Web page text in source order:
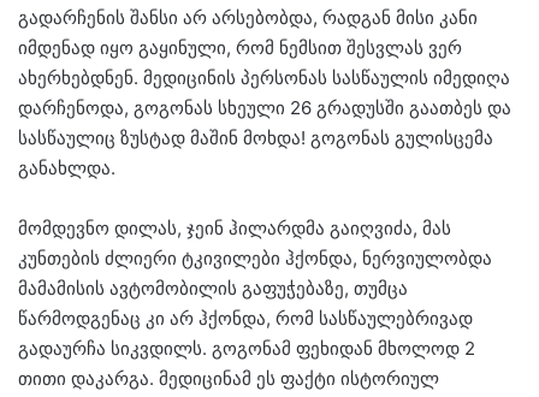
გადარჩენის შანსი არ არსებობდა, რადგან მისი კანი
იმდენად იყო გაყინული, რომ ნემსით შესვლას ვერ
ახერხებდნენ. მედიცინის პერსონას სასწაულის იმედიღა
დარჩენოდა, გოგონას სხეული 26 გრადუსში გაათბეს და
სასწაულიც ზუსტად მაშინ მოხდა! გოგონას გულისცემა
განახლდა.
მომდევნო დილას, ჯეინ ჰილარდმა გაიღვიძა, მას
კუნთების ძლიერი ტკივილები ჰქონდა, ნერვიულობდა
მამამისის ავტომობილის გაფუჭებაზე, თუმცა
წარმოდგენაც კი არ ჰქონდა, რომ სასწაულებრივად
გადაურჩა სიკვდილს. გოგონამ ფეხიდან მხოლოდ 2
თითი დაკარგა. მედიცინამ ეს ფაქტი ისტორიულ